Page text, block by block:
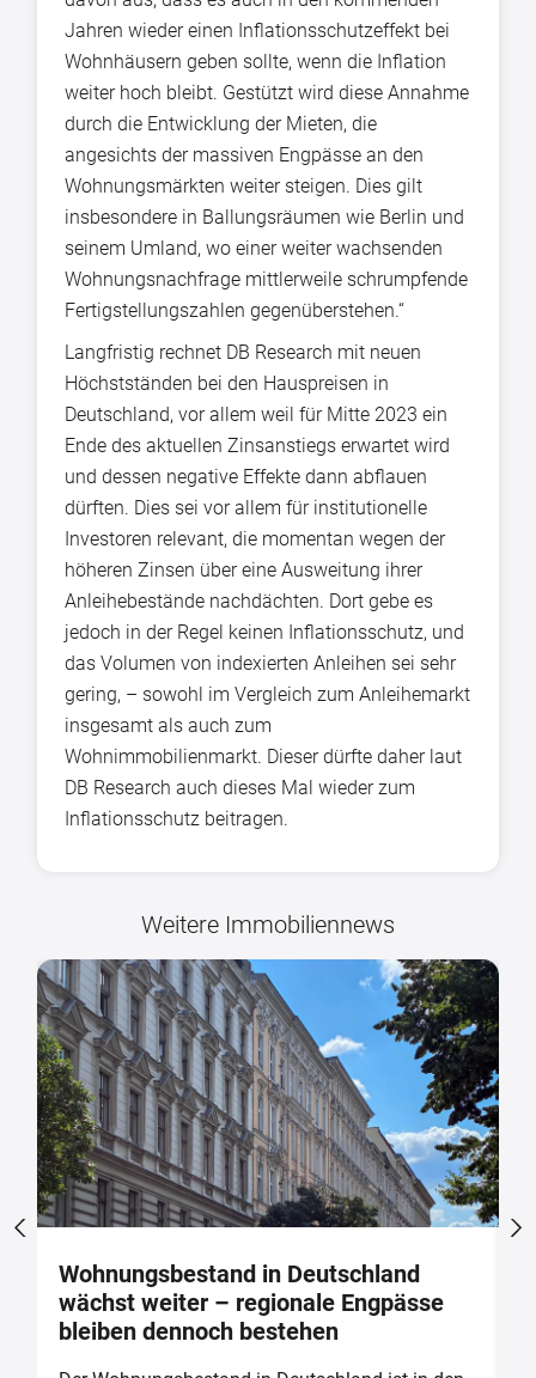
Jahren wieder einen Inflationsschutzeffekt bei
Wohnhäusern geben sollte, wenn die Inflation
weiter hoch bleibt. Gestützt wird diese Annahme
durch die Entwicklung der Mieten, die
angesichts der massiven Engpässe an den
Wohnungsmärkten weiter steigen. Dies gilt
insbesondere in Ballungsräumen wie Berlin und
seinem Umland, wo einer weiter wachsenden
Wohnungsnachfrage mittlerweile schrumpfende
Fertigstellungszahlen gegenüberstehen.“
Langfristig rechnet DB Research mit neuen
Höchstständen bei den Hauspreisen in
Deutschland, vor allem weil für Mitte 2023 ein
Ende des aktuellen Zinsanstiegs erwartet wird
und dessen negative Effekte dann abflauen
dürften. Dies sei vor allem für institutionelle
Investoren relevant, die momentan wegen der
höheren Zinsen über eine Ausweitung ihrer
Anleihebestände nachdächten. Dort gebe es
jedoch in der Regel keinen Inflationsschutz, und
das Volumen von indexierten Anleihen sei sehr
gering, – sowohl im Vergleich zum Anleihemarkt
insgesamt als auch zum
Wohnimmobilienmarkt. Dieser dürfte daher laut
DB Research auch dieses Mal wieder zum
Inflationsschutz beitragen.
Weitere Immobiliennews
Wohnungsbestand in Deutschland
wächst weiter – regionale Engpässe
bleiben dennoch bestehen